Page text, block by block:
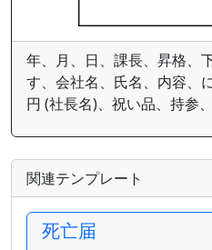
年、月、日、課長、昇格、
す、会社名、氏名、内容、
円 (社長名)、祝い品、持参
関連テンプレート
死亡届